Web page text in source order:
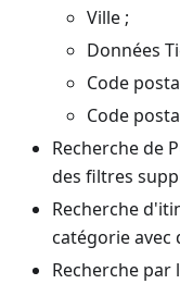
Ville ;
Données
Code
Code
Recherche de
des filtres
Recherche
catégorie avec
Recherche par